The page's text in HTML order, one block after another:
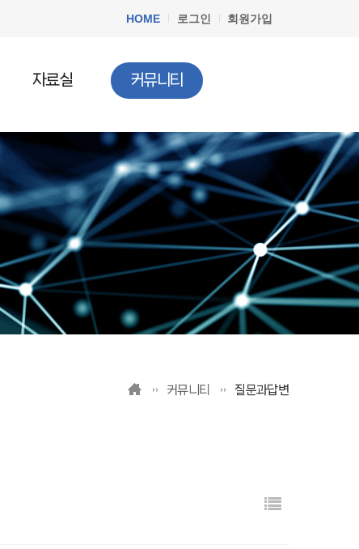
HOME 로그인 회원가입
자료실
청소년법률
청소년정책
문서자료실
청소년 DB
청소년 관련기사
커뮤니티
공지사항
질문과답변
청소년행사
커뮤니티 질문과답변